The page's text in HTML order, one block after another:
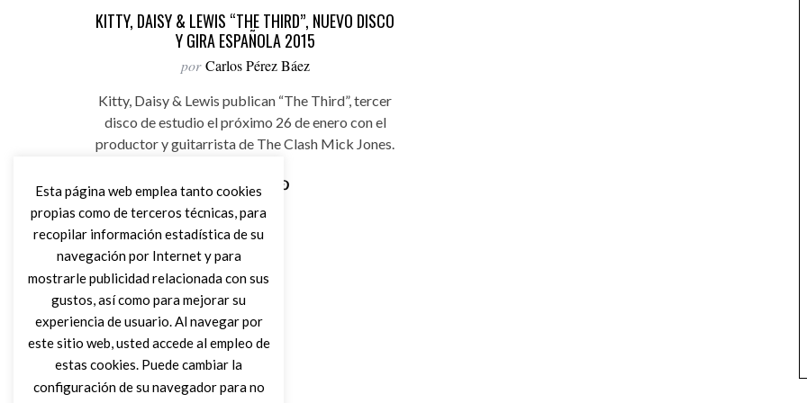
KITTY, DAISY & LEWIS “THE THIRD”, NUEVO DISCO
Y GIRA ESPAÑOLA 2015
por Carlos Pérez Báez
Kitty, Daisy & Lewis publican “The Third”, tercer
disco de estudio el próximo 26 de enero con el
productor y guitarrista de The Clash Mick Jones.
Leer Más
Esta página web emplea tanto cookies
propias como de terceros técnicas, para
recopilar información estadística de su
navegación por Internet y para
mostrarle publicidad relacionada con sus
gustos, así como para mejorar su
experiencia de usuario. Al navegar por
este sitio web, usted accede al empleo de
estas cookies. Puede cambiar la
configuración de su navegador para no